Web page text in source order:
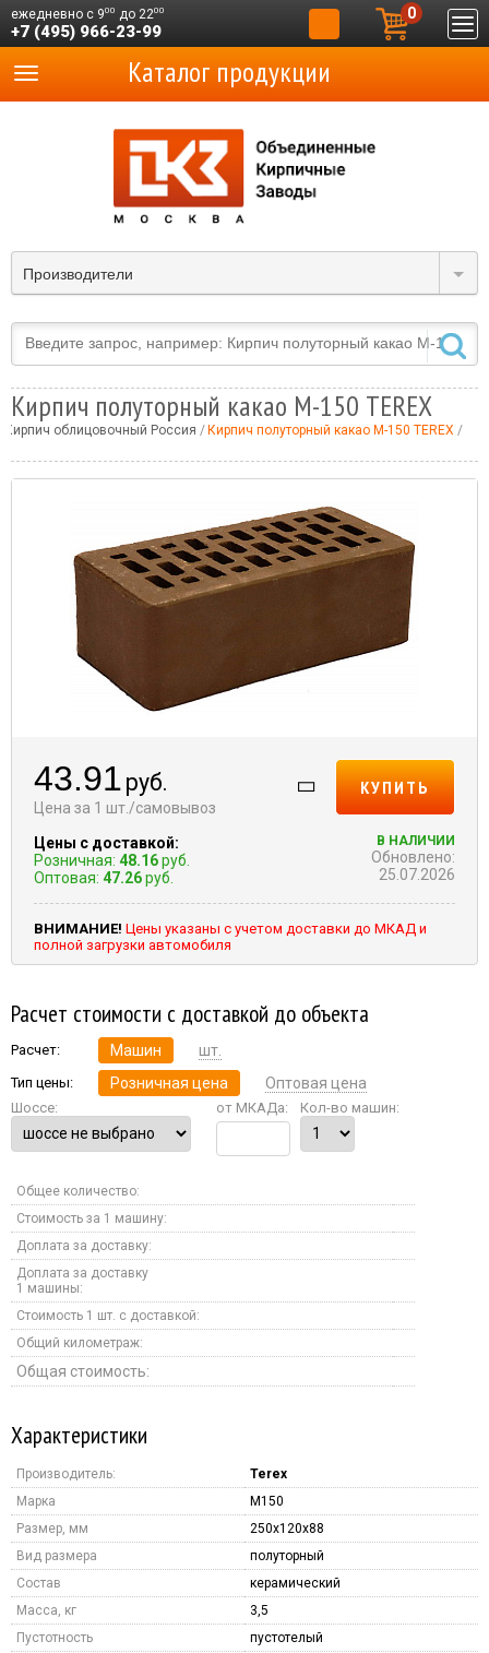
ежедневно с 900 до 2200
+7 (495) 966-23-99
0
Производители
Каталог продукции
Кирпич полуторный какао М-150 TEREX
Кирпич облицовочный Россия Кирпич полуторный какао М-150 TEREX
43.91 руб.
Цена за 1 шт./самовывоз
Цены с доставкой:
Розничная: 48.16руб.
Оптовая: 47.26руб.
КУПИТЬ
В НАЛИЧИИ
Обновлено:
25.07.2026
ВНИМАНИЕ! Цены указаны с учетом доставки до МКАД и
полной загрузки автомобиля
Расчет стоимости с доставкой до объекта
Расчет: Машин шт.
Тип цены: Розничная цена Оптовая цена
Шоссе: от МКАДа: Кол-во машин:
Общее количество:
Стоимость за 1 машину:
Доплата за доставку:
Доплата за доставку
1 машины:
Стоимость 1 шт. с доставкой:
Общий километраж:
Общая стоимость:
Характеристики
Производитель:
Terex
Марка
M150
Размер, мм
250x120x88
Вид размера
полуторный
Состав
керамический
Масса, кг
3,5
Пустотность
пустотелый